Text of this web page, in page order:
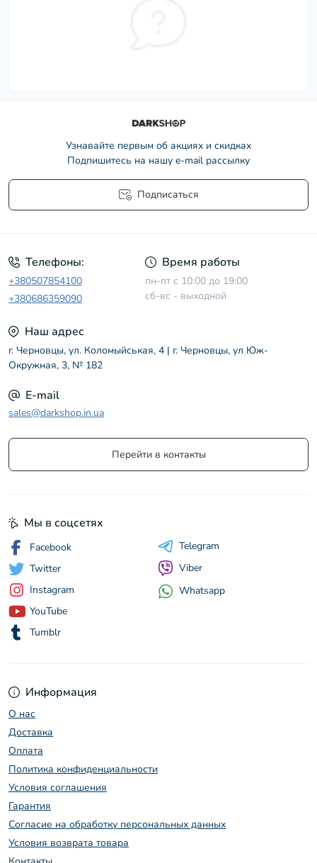
Узнавайте первым об акциях и скидках
Подпишитесь на нашу e-mail рассылку
Подписаться
Телефоны:
+380507854100
+380686359090
Время работы
пн-пт с 10:00 до 19:00
сб-вс - выходной
Наш адрес
г. Черновцы, ул. Коломыйськая, 4 | г. Черновцы, ул Юж-
Окружная, 3, № 182
E-mail
sales@darkshop.in.ua
Перейти в контакты
Информация
О нас
Доставка
Оплата
Политика конфиденциальности
Условия соглашения
Гарантия
Согласие на обработку персональных данных
Условия возврата товара
Мы в соцсетях
Facebook
Twitter
Instagram
YouTube
Tumblr
Telegram
Viber
Whatsapp